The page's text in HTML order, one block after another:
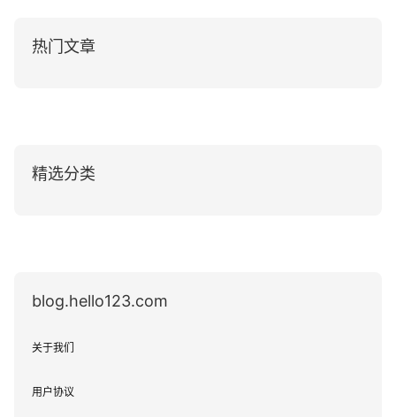
热门文章
精选分类
blog.hello123.com
关于我们
用户协议